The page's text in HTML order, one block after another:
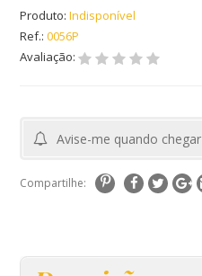
Produto: Indisponível
Ref.:0056P
Avaliação:
Avise-me quando chegar
Compartilhe: